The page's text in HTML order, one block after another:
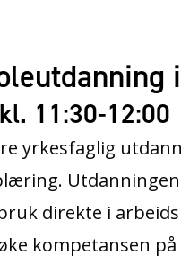
11:30-12:00
yrkesfaglig
direkte i
kompetansen